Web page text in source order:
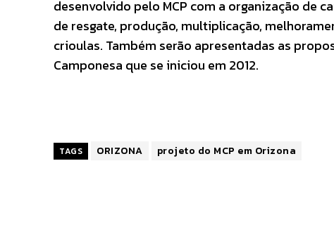
desenvolvido pelo MCP com a organização de
de resgate, produção, multiplicação,
crioulas. Também serão apresentadas as
Camponesa que se iniciou em 2012.
TAGS ORIZONA projeto do MCP em Orizona